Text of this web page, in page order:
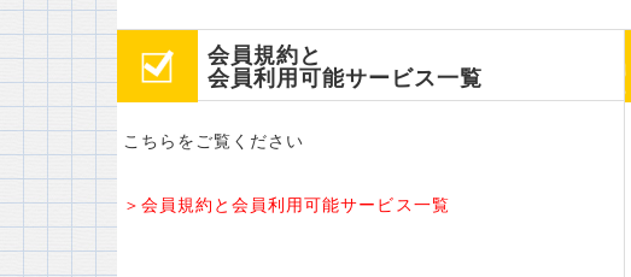
会員規約と
会員利用可能サービス一覧
こちらをご覧ください
＞会員規約と会員利用可能サービス一覧